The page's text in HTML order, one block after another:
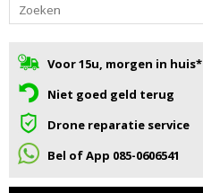
Voor 15u, morgen in huis*
Niet goed geld terug
Drone reparatie service
Bel of App 085-0606541